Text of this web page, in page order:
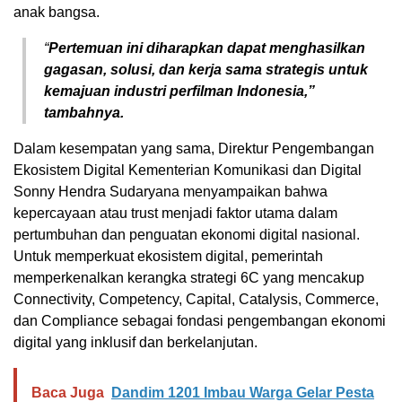
anak bangsa.
“Pertemuan ini diharapkan dapat menghasilkan
gagasan, solusi, dan kerja sama strategis untuk
kemajuan industri perfilman Indonesia,”
tambahnya.
Dalam kesempatan yang sama, Direktur Pengembangan
Ekosistem Digital Kementerian Komunikasi dan Digital
Sonny Hendra Sudaryana menyampaikan bahwa
kepercayaan atau trust menjadi faktor utama dalam
pertumbuhan dan penguatan ekonomi digital nasional.
Untuk memperkuat ekosistem digital, pemerintah
memperkenalkan kerangka strategi 6C yang mencakup
Connectivity, Competency, Capital, Catalysis, Commerce,
dan Compliance sebagai fondasi pengembangan ekonomi
digital yang inklusif dan berkelanjutan.
Baca Juga Dandim 1201 Imbau Warga Gelar Pesta